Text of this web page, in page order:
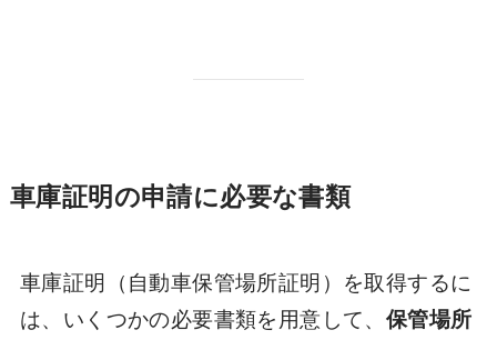
車庫証明の申請に必要な書類
車庫証明（自動車保管場所証明）を取得するに
は、いくつかの必要書類を用意して、 保管場所